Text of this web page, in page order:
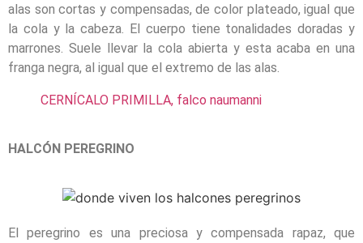
alas son cortas y compensadas, de color plateado, igual que
la cola y la cabeza. El cuerpo tiene tonalidades doradas y
marrones. Suele llevar la cola abierta y esta acaba en una
franga negra, al igual que el extremo de las alas.
CERNÍCALO PRIMILLA, falco naumanni
HALCÓN PEREGRINO
El peregrino es una preciosa y compensada rapaz, que